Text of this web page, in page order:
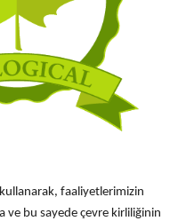
faaliyetlerimizin
ve bu sayede çevre kirliliğinin